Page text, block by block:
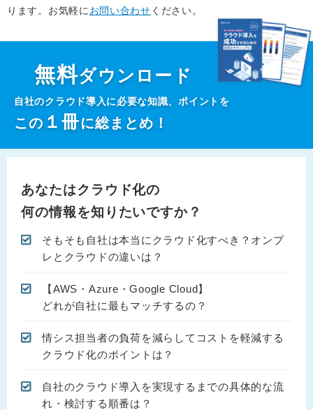
ります。お気軽に お問い合わせ ください。
無料ダウンロード
自社のクラウド導入に必要な知識、ポイントを
この １冊に総まとめ！
あなたはクラウド化の
何の情報を知りたいですか？
そもそも自社は本当にクラウド化すべき？オンプ
レとクラウドの違いは？
【AWS・Azure・Google Cloud】
どれが自社に最もマッチするの？
情シス担当者の負荷を減らしてコストを軽減する
クラウド化のポイントは？
自社のクラウド導入を実現するまでの具体的な流
れ・検討する順番は？